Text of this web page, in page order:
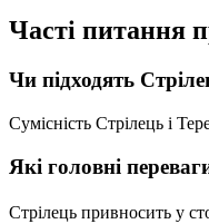
Часті питання
Чи підходять
Сумісність Стрілець і
Які головні
Стрілець привносить у